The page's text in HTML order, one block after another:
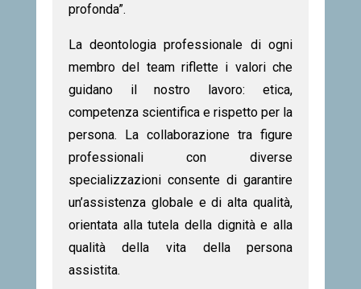
profonda”.
La deontologia professionale di ogni
membro del team riflette i valori che
guidano il nostro lavoro: etica,
competenza scientifica e rispetto per la
persona. La collaborazione tra figure
professionali con diverse
specializzazioni consente di garantire
un’assistenza globale e di alta qualità,
orientata alla tutela della dignità e alla
qualità della vita della persona
assistita.